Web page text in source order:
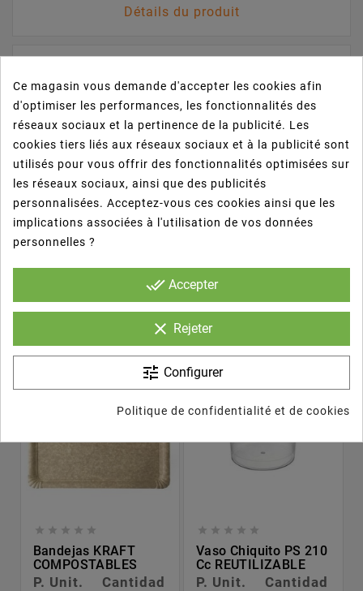
Détails du produit
Référence 02807
Références spécifiques
ÉtatNeuf
Les Clients Qui Ont Acheté Ce
Produit Ont Également Acheté...
 
    
Bandejas KRAFT
COMPOSTABLES
P. Unit.
Cantidad
    
Vaso Chiquito PS 210
Cc REUTILIZABLE
P. Unit.
Cantidad
Ce magasin vous demande d'accepter les cookies afin
d'optimiser les performances, les fonctionnalités des
réseaux sociaux et la pertinence de la publicité. Les
cookies tiers liés aux réseaux sociaux et à la publicité sont
utilisés pour vous offrir des fonctionnalités optimisées sur
les réseaux sociaux, ainsi que des publicités
personnalisées. Acceptez-vous ces cookies ainsi que les
implications associées à l'utilisation de vos données
personnelles ?
done_all Accepter
clear Rejeter
tune Configurer
Politique de confidentialité et de cookies